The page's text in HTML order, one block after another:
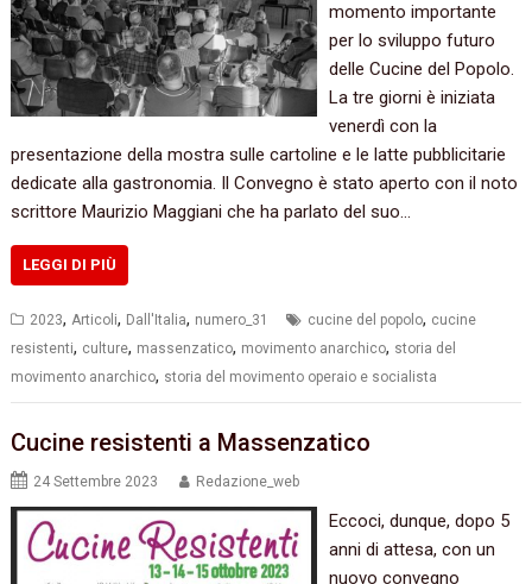
momento importante
per lo sviluppo futuro
delle Cucine del Popolo.
La tre giorni è iniziata
venerdì con la
presentazione della mostra sulle cartoline e le latte pubblicitarie
dedicate alla gastronomia. Il Convegno è stato aperto con il noto
scrittore Maurizio Maggiani che ha parlato del suo…
LEGGI DI PIÙ
2023,Articoli, Dall'Italia, numero_31 cucine del popolo, cucine
resistenti, culture, massenzatico, movimento anarchico, storia del
movimento anarchico, storia del movimento operaio e socialista
Cucine resistenti a Massenzatico
24 Settembre 2023 Redazione_web
Eccoci, dunque, dopo 5
anni di attesa, con un
nuovo convegno